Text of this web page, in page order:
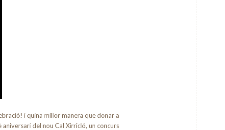
i quina millor manera que donar a
del nou Cal Xirricló, un concurs